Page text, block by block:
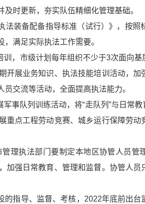
时更新，夯实队伍精细化管理基础。
法装备配备指导标准（试行）》 ，按照
满足实际执法工作需要。
，市级计划每年组织不少于3次面向
开展业务知识、执法技能培训活动，
交流等活动，全面提高执法能力。
事队列训练活动，将“走队列”与日常
重点工程劳动竞赛、城乡运行保障劳
理执法部门要制定本地区协管人员管
加强日常教育、管理和监督。协管人
指导、监督、考核，2022年底前出